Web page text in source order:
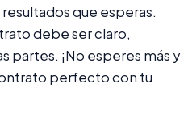
que esperas.
debe ser claro,
partes. ¡No esperes más y
perfecto con tu